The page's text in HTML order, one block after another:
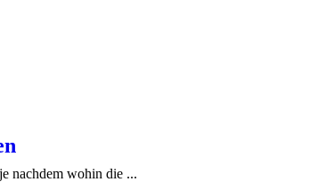
nachdem wohin die ...